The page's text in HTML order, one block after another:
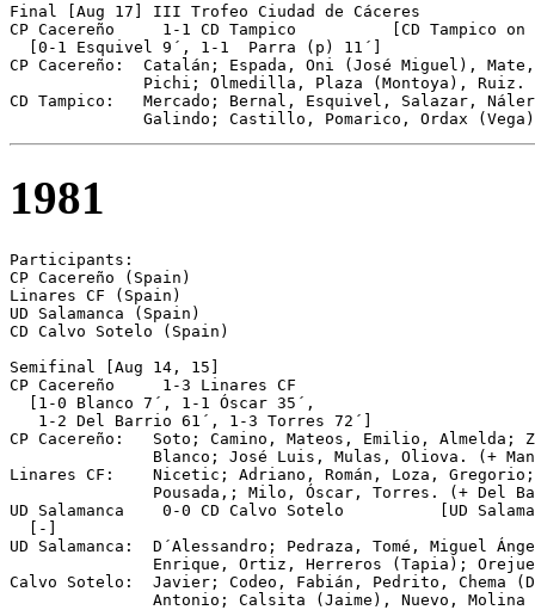
Final [Aug 17] III Trofeo Ciudad de Cáceres
CP Cacereño	1-1 CD Tampico          [CD Tampico on pen.]
  [0-1 Esquivel 9´, 1-1  Parra (p) 11´]
CP Cacereño:  Catalán; Espada, Oni (José Miguel),
              Pichi; Olmedilla, Plaza (Montoya), Ruiz.
CD Tampico:   Mercado; Bernal, Esquivel, Salazar,
Galindo; Castillo, Pomarico, Ordax
1981
Participants:
CP Cacereño (Spain)
Linares CF (Spain)
UD Salamanca (Spain)
CD Calvo Sotelo (Spain)
Semifinal [Aug 14, 15]
CP Cacereño	1-3 Linares CF
  [1-0 Blanco 7´, 1-1 Óscar 35´,
   1-2 Del Barrio 61´, 1-3 Torres 72´]
CP Cacereño:   Soto; Camino, Mateos, Emilio, Almelda;
Blanco; José Luis, Mulas, Oliova. (+
Linares CF:    Nicetic; Adriano, Román, Loza,
Pousada,; Milo, Óscar, Torres. (+ Del
UD Salamanca	0-0 CD Calvo Sotelo          [UD Salamanca on pen.]
  [-]
UD Salamanca:  D´Alessandro; Pedraza, Tomé, Miguel
Enrique, Ortiz, Herreros (Tapia);
Calvo Sotelo:  Javier; Codeo, Fabián, Pedrito, Chema
Antonio; Calsita (Jaime), Nuevo, Molina